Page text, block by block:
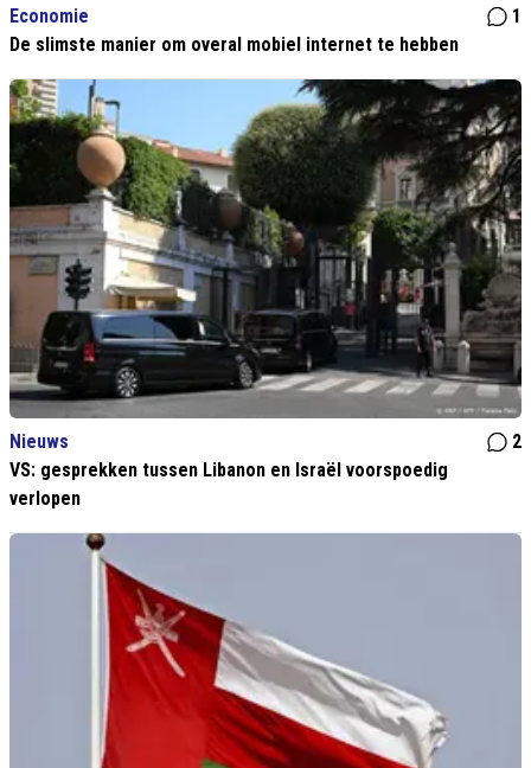
Economie
1
De slimste manier om overal mobiel internet te hebben
Nieuws
2
VS: gesprekken tussen Libanon en Israël voorspoedig
verlopen